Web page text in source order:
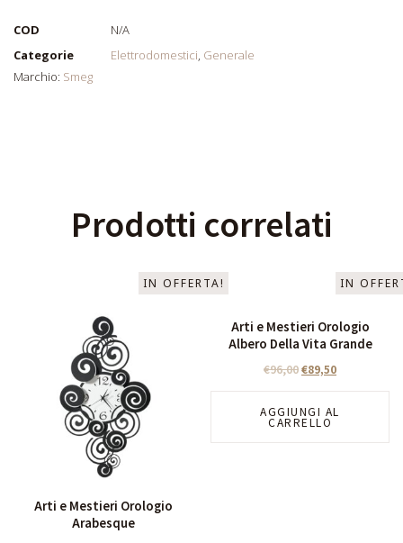
COD
N/A
Categorie
Elettrodomestici, Generale
Marchio: Smeg
Prodotti correlati
IN OFFERTA!
Arti e Mestieri Orologio
Arabesque
IN
Arti e Mestieri Orologio
Albero Della Vita Grande
€96,00€89,50
AGGIUNGI AL
CARRELLO